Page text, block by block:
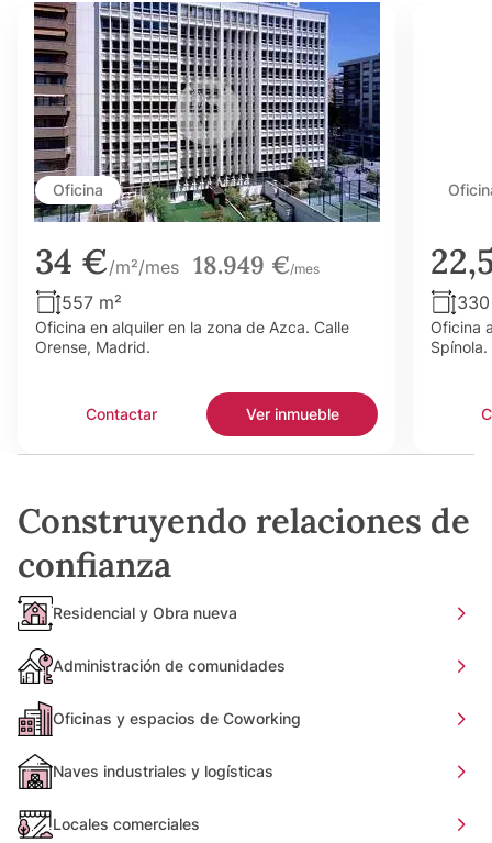
Oficina
34 €/m²/mes 18.949 €/mes
557 m²
Oficina en alquiler en la zona de Azca. Calle
Orense, Madrid.
Contactar Ver inmueble
Oficina
Spínola.
Construyendo relaciones de
confianza
Residencial y Obra nueva
Administración de comunidades
Oficinas y espacios de Coworking
Naves industriales y logísticas
Locales comerciales